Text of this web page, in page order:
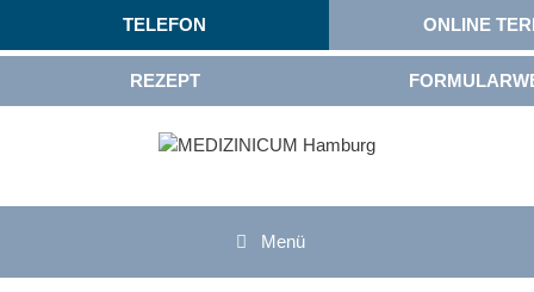
Menü
TELEFON ONLINE
REZEPT